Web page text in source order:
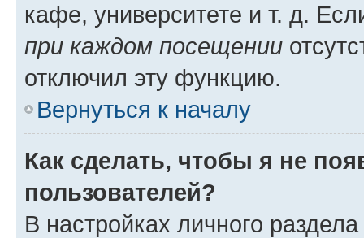
кафе, университете и т. д.
при каждом посещении
отключил эту функцию.
Вернуться к началу
Как сделать, чтобы я не
пользователей?
В настройках личного